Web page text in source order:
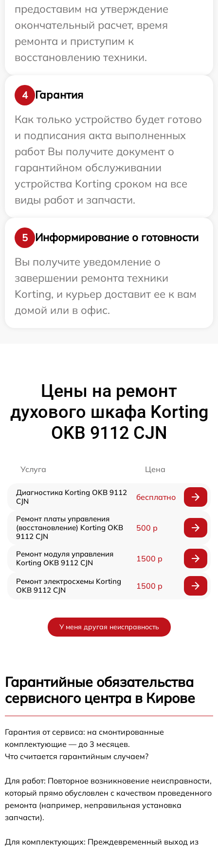
предоставим на утверждение
окончательный расчет, время
ремонта и приступим к
восстановлению техники.
4
Гарантия
Как только устройство будет готово
и подписания акта выполненных
работ Вы получите документ о
гарантийном обслуживании
устройства Korting сроком на все
виды работ и запчасти.
5
Информирование о готовности
Вы получите уведомление о
завершении ремонта техники
Korting, и курьер доставит ее к вам
домой или в офис.
Цены на ремонт
духового шкафа Korting
OKB 9112 CJN
Услуга Цена
Диагностика Korting OKB 9112
CJN
бесплатно
Ремонт платы управления
(восстановление) Korting OKB
9112 CJN
500 р
Ремонт модуля управления
Korting OKB 9112 CJN
1500 р
Ремонт электросхемы Korting
OKB 9112 CJN
1500 р
У меня другая неисправность
Гарантийные обязательства
сервисного центра в Кирове
Гарантия от сервиса: на смонтированные
комплектующие — до 3 месяцев.
Что считается гарантийным случаем?
Для работ: Повторное возникновение неисправности,
который прямо обусловлен с качеством проведенного
ремонта (например, неправильная установка
запчасти).
Для комплектующих: Преждевременный выход из